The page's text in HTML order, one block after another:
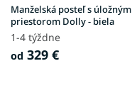
Manželská posteľ s úložným
priestorom Dolly - biela
1-4 týždne
od 329 €